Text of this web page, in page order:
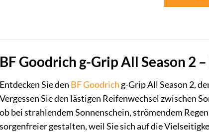
BF Goodrich g-Grip All Season 2
Entdecken Sie den BF Goodrich g-Grip All Season 2,
Vergessen Sie den lästigen Reifenwechsel zwischen
ob bei strahlendem Sonnenschein, strömendem
sorgenfreier gestalten, weil Sie sich auf die